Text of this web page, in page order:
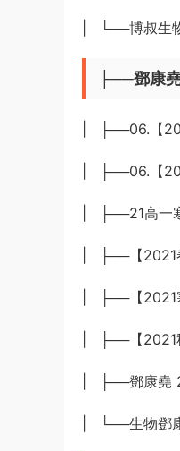
| └──博叔生
├──鄧康
| ├──06.【
| ├──06.【
| ├──21高一
| ├──【2021
| ├──【2021
| ├──【2021
| ├──鄧康堯
| └──生物鄧